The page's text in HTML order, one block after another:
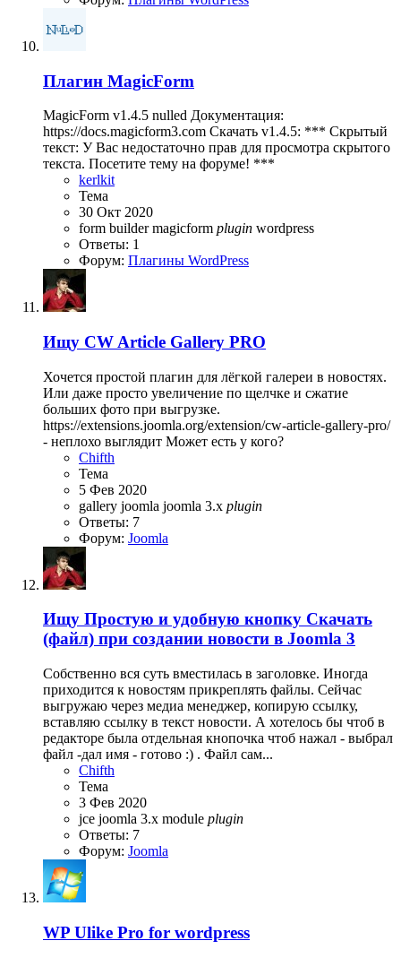
Плагин MagicForm
MagicForm v1.4.5 nulled Документация:
https://docs.magicform3.com Скачать v1.4.5: *** Скрытый
текст: У Вас недостаточно прав для просмотра скрытого
текста. Посетите тему на форуме! ***
kerlkit
Тема
30 Окт 2020
form buildermagicform plugin wordpress
Ответы: 1
Форум: Плагины WordPress
Ищу CW Article Gallery PRO
Хочется простой плагин для лёгкой галереи в новостях.
Или даже просто увеличение по щелчке и сжатие
больших фото при выгрузке.
https://extensions.joomla.org/extension/cw-article-gallery-pro/
- неплохо выглядит Может есть у кого?
Chifth
Тема
5 Фев 2020
gallery joomla joomla 3.x plugin
Ответы: 7
Форум: Joomla
Ищу Простую и удобную кнопку Скачать
(файл) при создании новости в Joomla 3
Собственно вся суть вместилась в заголовке. Иногда
приходится к новостям прикреплять файлы. Сейчас
выгружаю через медиа менеджер, копирую ссылку,
вставляю ссылку в текст новости. А хотелось бы чтоб в
редакторе была отдельная кнопочка чтоб нажал - выбрал
файл -дал имя - готово :) . Файл сам...
Chifth
Тема
3 Фев 2020
jce joomla 3.x module plugin
Ответы: 7
Форум: Joomla
WP Ulike Pro for wordpress